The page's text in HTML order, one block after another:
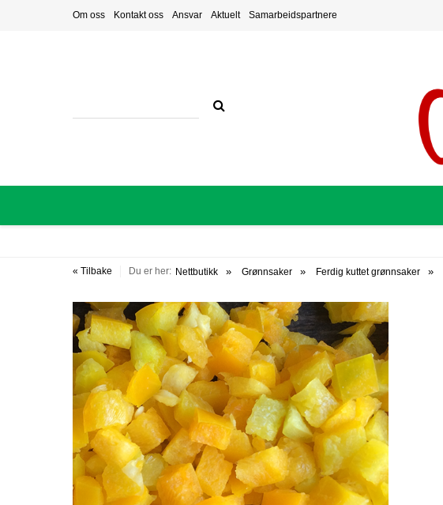
Om oss Kontakt oss Ansvar Aktuelt Samarbeidspartnere
« Tilbake Du er her: Nettbutikk Grønnsaker Ferdig kuttet grønnsaker